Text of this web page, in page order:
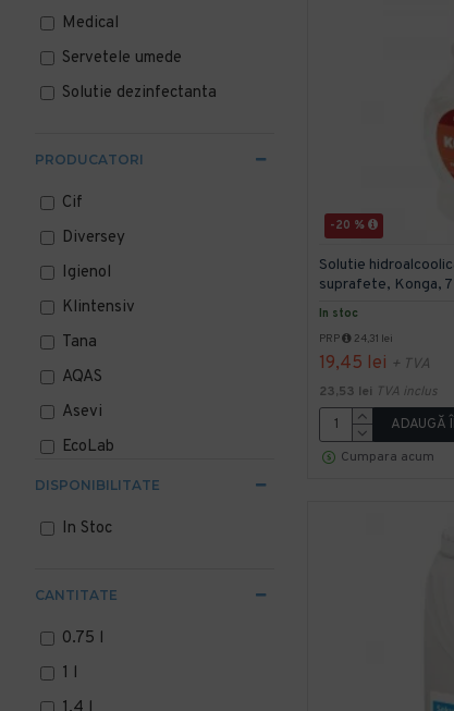
PRODUCATORI
Cif
Diversey
Igienol
Klintensiv
Tana
AQAS
Asevi
EcoLab
Kiehl
Konga
Saniblue
CANTITATE
0.75 l
1 l
Medical
Servetele umede
Solutie dezinfectanta
DISPONIBILITATE
In Stoc
-20 %
In stoc
Solutie
suprafete, Konga,
PRP 24,31 lei
19,45 lei + TVA
23,53 lei TVA inclus
ADAUGĂ
Cumpara acum